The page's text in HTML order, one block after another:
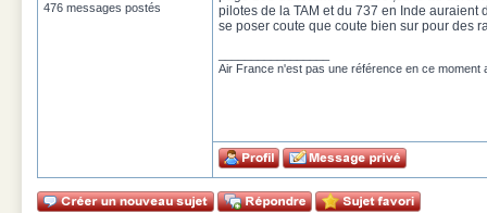
476 messages postés
pilotes de la TAM et du 737 en Inde
se poser coute que coute bien sur pour des
Air France n'est pas une référence en ce